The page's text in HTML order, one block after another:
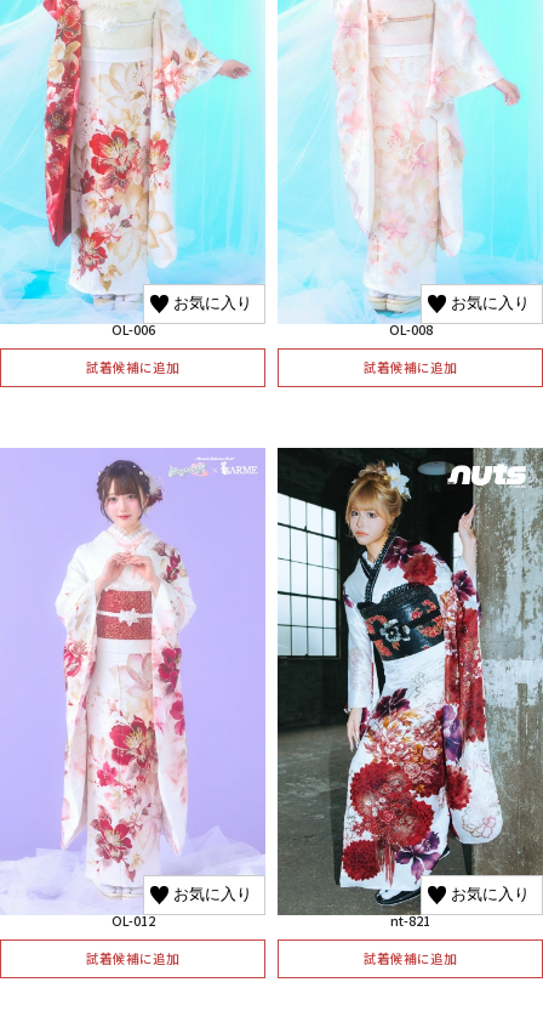
お気に入り
OL-006
試着候補に追加
お気に入り
OL-008
試着候補に追加
お気に入り
OL-012
試着候補に追加
お気に入り
nt-821
試着候補に追加